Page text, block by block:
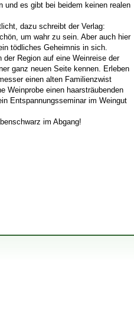
und es gibt bei beidem keinen realen
dazu schreibt der Verlag:
um wahr zu sein. Aber auch hier
tödliches Geheimnis in sich.
Region auf eine Weinreise der
ganz neuen Seite kennen. Erleben
einen alten Familienzwist
Weinprobe einen haarsträubenden
Entspannungsseminar im Weingut
im Abgang!